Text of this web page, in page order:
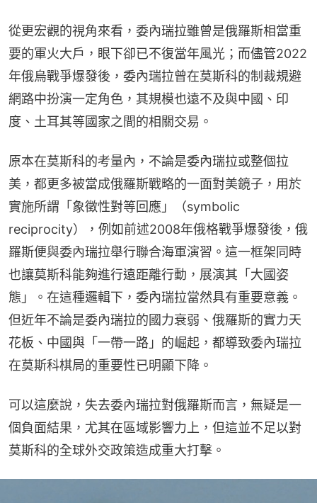
從更宏觀的視角來看，委內瑞拉雖曾是俄羅斯相當重
要的軍火大戶，眼下卻已不復當年風光；而儘管2022
年俄烏戰爭爆發後，委內瑞拉曾在莫斯科的制裁規避
網路中扮演一定角色，其規模也遠不及與中國、印
度、土耳其等國家之間的相關交易。
原本在莫斯科的考量內，不論是委內瑞拉或整個拉
美，都更多被當成俄羅斯戰略的一面對美鏡子，用於
實施所謂「象徵性對等回應」（symbolic
reciprocity），例如前述2008年俄格戰爭爆發後，俄
羅斯便與委內瑞拉舉行聯合海軍演習。這一框架同時
也讓莫斯科能夠進行遠距離行動，展演其「大國姿
態」。在這種邏輯下，委內瑞拉當然具有重要意義。
但近年不論是委內瑞拉的國力衰弱、俄羅斯的實力天
花板、中國與「一帶一路」的崛起，都導致委內瑞拉
在莫斯科棋局的重要性已明顯下降。
可以這麼說，失去委內瑞拉對俄羅斯而言，無疑是一
個負面結果，尤其在區域影響力上，但這並不足以對
莫斯科的全球外交政策造成重大打擊。